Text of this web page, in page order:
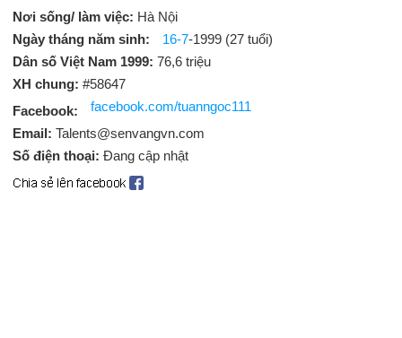
Nơi sống/ làm việc: Hà Nội
Ngày tháng năm sinh:
16-7-1999 (27 tuổi)
Dân số Việt Nam 1999: 76,6 triệu
XH chung: #58647
Facebook:
facebook.com/tuanngoc111
Email: Talents@senvangvn.com
Số điện thoại: Đang cập nhật